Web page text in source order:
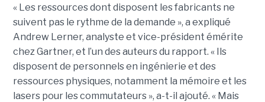
« Les ressources dont disposent les fabricants ne
suivent pas le rythme de la demande », a expliqué
Andrew Lerner, analyste et vice-président émérite
chez Gartner, et l’un des auteurs du rapport. « Ils
disposent de personnels en ingénierie et des
ressources physiques, notamment la mémoire et les
lasers pour les commutateurs », a-t-il ajouté. « Mais